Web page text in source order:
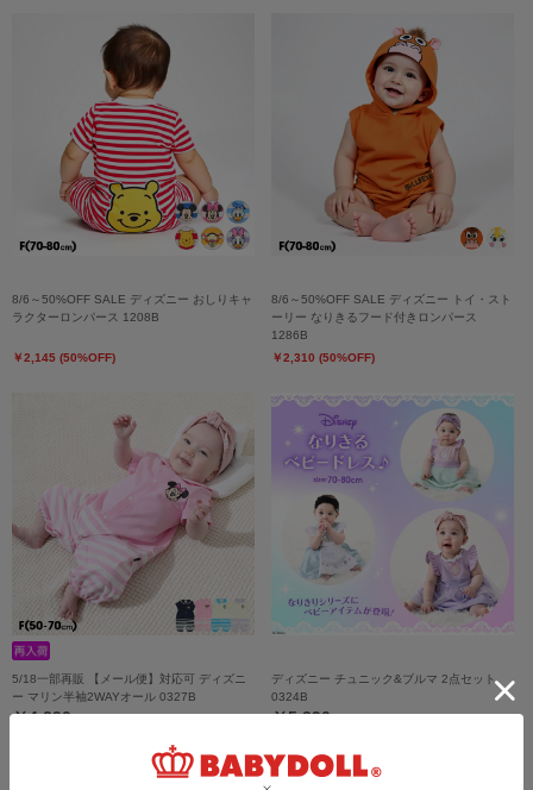
8/6～50%OFF SALE ディズニー おしりキャ
ラクターロンパース 1208B
￥2,145 (50%OFF)
8/6～50%OFF SALE ディズニー トイ・スト
ーリー なりきるフード付きロンパース
1286B
￥2,310 (50%OFF)
5/18一部再販 【メール便】対応可 ディズニ
ー マリン半袖2WAYオール 0327B
￥4,290
ディズニー チュニック&ブルマ 2点セット
0324B
￥5,390